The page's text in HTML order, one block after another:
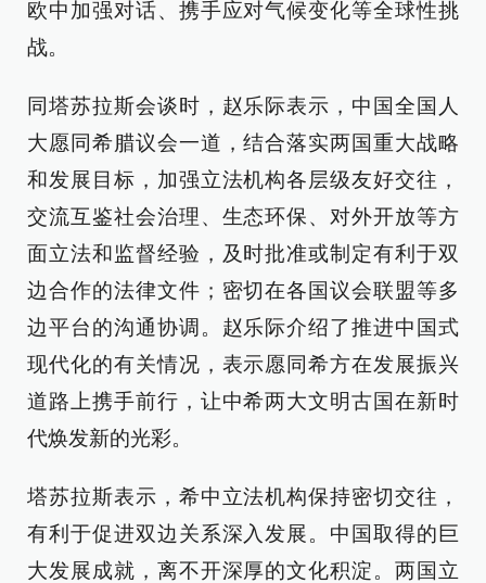
欧中加强对话、携手应对气候变化等全球性挑
战。
同塔苏拉斯会谈时，赵乐际表示，中国全国人
大愿同希腊议会一道，结合落实两国重大战略
和发展目标，加强立法机构各层级友好交往，
交流互鉴社会治理、生态环保、对外开放等方
面立法和监督经验，及时批准或制定有利于双
边合作的法律文件；密切在各国议会联盟等多
边平台的沟通协调。赵乐际介绍了推进中国式
现代化的有关情况，表示愿同希方在发展振兴
道路上携手前行，让中希两大文明古国在新时
代焕发新的光彩。
塔苏拉斯表示，希中立法机构保持密切交往，
有利于促进双边关系深入发展。中国取得的巨
大发展成就，离不开深厚的文化积淀。两国立